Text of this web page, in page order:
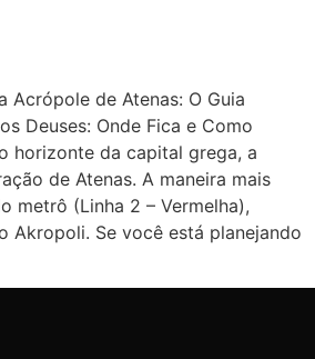
Acrópole de Atenas: O Guia
Deuses: Onde Fica e Como
horizonte da capital grega, a
de Atenas. A maneira mais
metrô (Linha 2 – Vermelha),
Akropoli. Se você está planejando